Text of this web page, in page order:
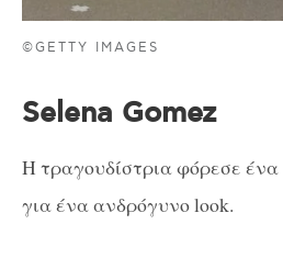
©GETTY IMAGES
Selena Gomez
Η τραγουδίστρια φόρεσε ένα
για ένα ανδρόγυνο look.